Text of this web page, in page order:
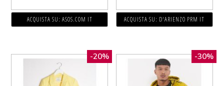
ACQUISTA SU: ASOS.COM IT ACQUISTA SU: D'ARIENZO PRM IT
-20% -30%